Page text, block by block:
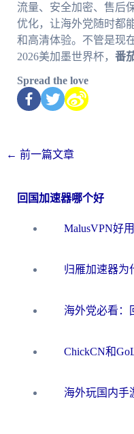
流量、安全加密、售后
优化，让海外党随时都
和高清体验。不管是现
2026美加墨世界杯， 番
Spread the love
← 前一篇文章
回国加速器哪个好